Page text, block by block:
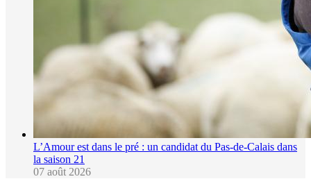
L’Amour est dans le pré : un candidat du Pas-de-Calais dans
la saison 21
07 août 2026